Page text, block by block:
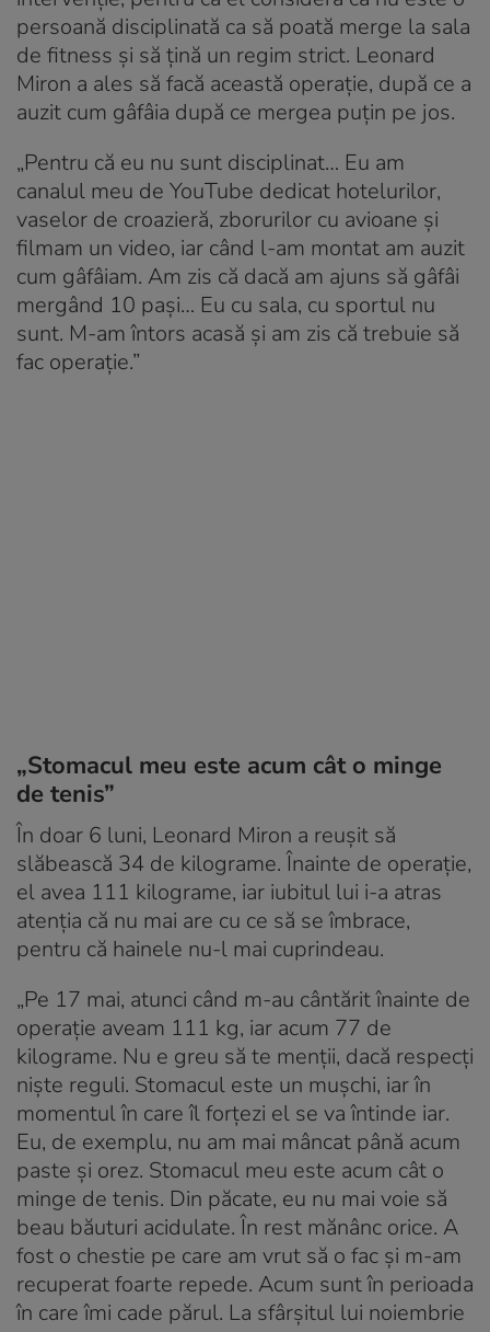
persoană disciplinată ca să poată merge la sala
de fitness și să țină un regim strict. Leonard
Miron a ales să facă această operație, după ce a
auzit cum gâfâia după ce mergea puțin pe jos.
„Pentru că eu nu sunt disciplinat… Eu am
canalul meu de YouTube dedicat hotelurilor,
vaselor de croazieră, zborurilor cu avioane și
filmam un video, iar când l-am montat am auzit
cum gâfâiam. Am zis că dacă am ajuns să gâfâi
mergând 10 pași… Eu cu sala, cu sportul nu
sunt. M-am întors acasă și am zis că trebuie să
fac operație.”
„Stomacul meu este acum cât o minge
de tenis”
În doar 6 luni, Leonard Miron a reușit să
slăbească 34 de kilograme. Înainte de operație,
el avea 111 kilograme, iar iubitul lui i-a atras
atenția că nu mai are cu ce să se îmbrace,
pentru că hainele nu-l mai cuprindeau.
„Pe 17 mai, atunci când m-au cântărit înainte de
operație aveam 111 kg, iar acum 77 de
kilograme. Nu e greu să te menții, dacă respecți
niște reguli. Stomacul este un mușchi, iar în
momentul în care îl forțezi el se va întinde iar.
Eu, de exemplu, nu am mai mâncat până acum
paste și orez. Stomacul meu este acum cât o
minge de tenis. Din păcate, eu nu mai voie să
beau băuturi acidulate. În rest mănânc orice. A
fost o chestie pe care am vrut să o fac și m-am
recuperat foarte repede. Acum sunt în perioada
în care îmi cade părul. La sfârșitul lui noiembrie